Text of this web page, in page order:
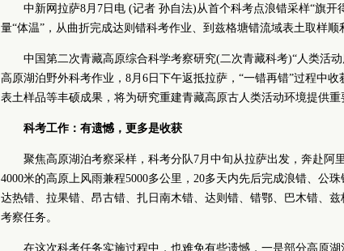
中新网拉萨8月7日电 (记者 孙自法)从首个科考点浪错采样“旗开
量“体温”，从曲折完成达则错科考作业、到兹格塘错流域表土取样
中国第二次青藏高原综合科学考察研究(二次青藏科考)“人类活
高原湖泊野外科考作业，8月6日下午返抵拉萨，“一错再错”过程中收
表土样品等丰硕成果，将为研究重建青藏高原古人类活动环境提供重
科考工作：有遗憾，更多是收获
聚焦高原湖泊考察采样，科考分队7月中旬从拉萨出发，奔赴阿
4000米的高原上风雨兼程5000多公里，20多天内先后完成浪错、公
达热错、拉果错、昂古错、扎日南木错、达则错、错鄂、巴木错、
考察任务。
在这次科考任务实施过程中，也难免有些遗憾，一是部分高原